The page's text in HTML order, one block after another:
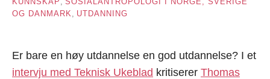
OG DANMARK
UTDANNING
Er bare en høy utdannelse en god utdannelse? I et
intervju med Teknisk Ukeblad kritiserer Thomas